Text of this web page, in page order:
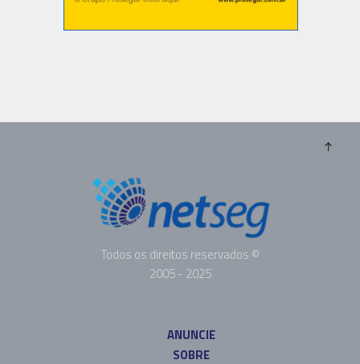
Todos os direitos reservados ©
2005 - 2025
ANUNCIE
SOBRE